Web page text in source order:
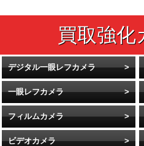
デジタル一眼レフカメラ
一眼レフカメラ
フィルムカメラ
ビデオカメラ